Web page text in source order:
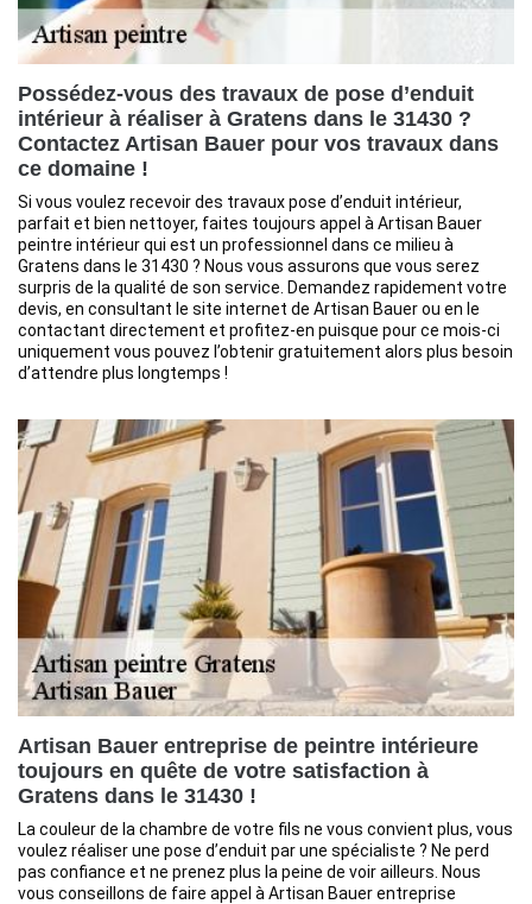
Possédez-vous des travaux de pose d’enduit
intérieur à réaliser à Gratens dans le 31430 ?
Contactez Artisan Bauer pour vos travaux dans
ce domaine !
Si vous voulez recevoir des travaux pose d’enduit intérieur,
parfait et bien nettoyer, faites toujours appel à Artisan Bauer
peintre intérieur qui est un professionnel dans ce milieu à
Gratens dans le 31430 ? Nous vous assurons que vous serez
surpris de la qualité de son service. Demandez rapidement votre
devis, en consultant le site internet de Artisan Bauer ou en le
contactant directement et profitez-en puisque pour ce mois-ci
uniquement vous pouvez l’obtenir gratuitement alors plus besoin
d’attendre plus longtemps !
Artisan Bauer entreprise de peintre intérieure
toujours en quête de votre satisfaction à
Gratens dans le 31430 !
La couleur de la chambre de votre fils ne vous convient plus, vous
voulez réaliser une pose d’enduit par une spécialiste ? Ne perd
pas confiance et ne prenez plus la peine de voir ailleurs. Nous
vous conseillons de faire appel à Artisan Bauer entreprise